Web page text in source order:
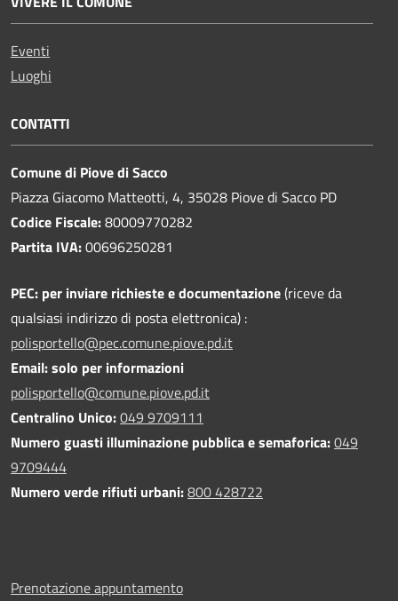
Eventi
Luoghi
CONTATTI
Comune di Piove di Sacco
Piazza Giacomo Matteotti, 4, 35028 Piove di Sacco PD
Codice Fiscale:80009770282
Partita IVA:00696250281
PEC: per inviare richieste e documentazione(riceve da
qualsiasi indirizzo di posta elettronica) :
polisportello@pec.comune.piove.pd.it
Email: solo per informazioni
polisportello@comune.piove.pd.it
Centralino Unico:049 9709111
Numero guasti illuminazione pubblica e semaforica:049
9709444
Numero verde rifiuti urbani:800 428722
Prenotazione appuntamento